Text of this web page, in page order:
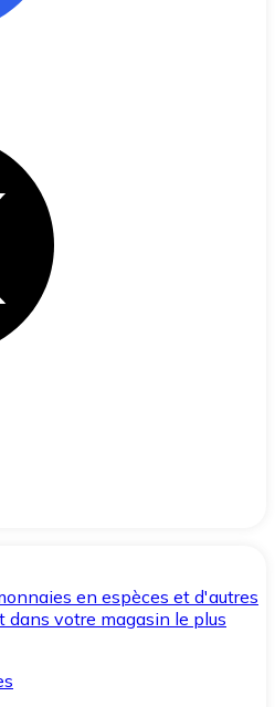
en espèces et d'autres
dans votre magasin le plus